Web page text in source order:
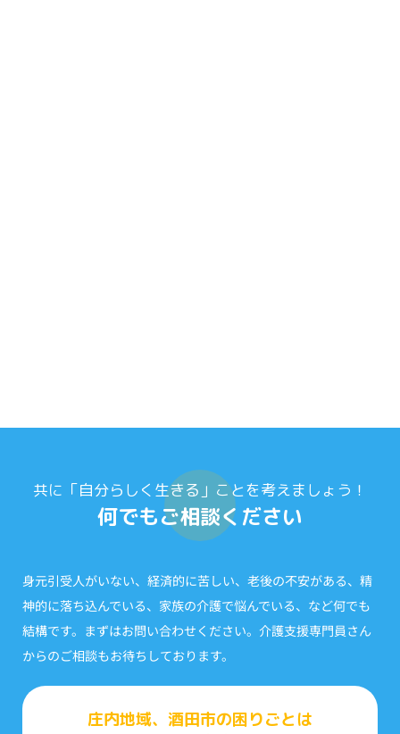
共に「自分らしく生きる」ことを考えましょう！
何でもご相談ください
身元引受人がいない、経済的に苦しい、老後の不安がある、精
神的に落ち込んでいる、家族の介護で悩んでいる、など何でも
結構です。まずはお問い合わせください。介護支援専門員さん
からのご相談もお待ちしております。
庄内地域、酒田市の困りごとは